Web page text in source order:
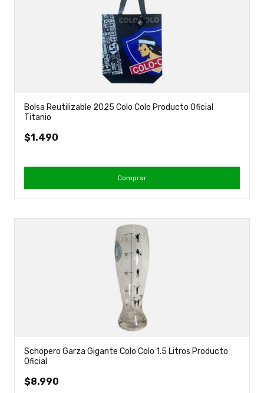
Bolsa Reutilizable 2025 Colo Colo Producto Oficial
Titanio
$1.490
Comprar
Schopero Garza Gigante Colo Colo 1.5 Litros Producto
Oficial
$8.990